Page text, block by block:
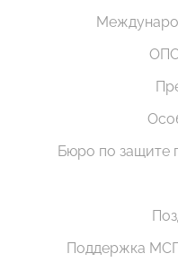
Бюро по защите
Поддержка